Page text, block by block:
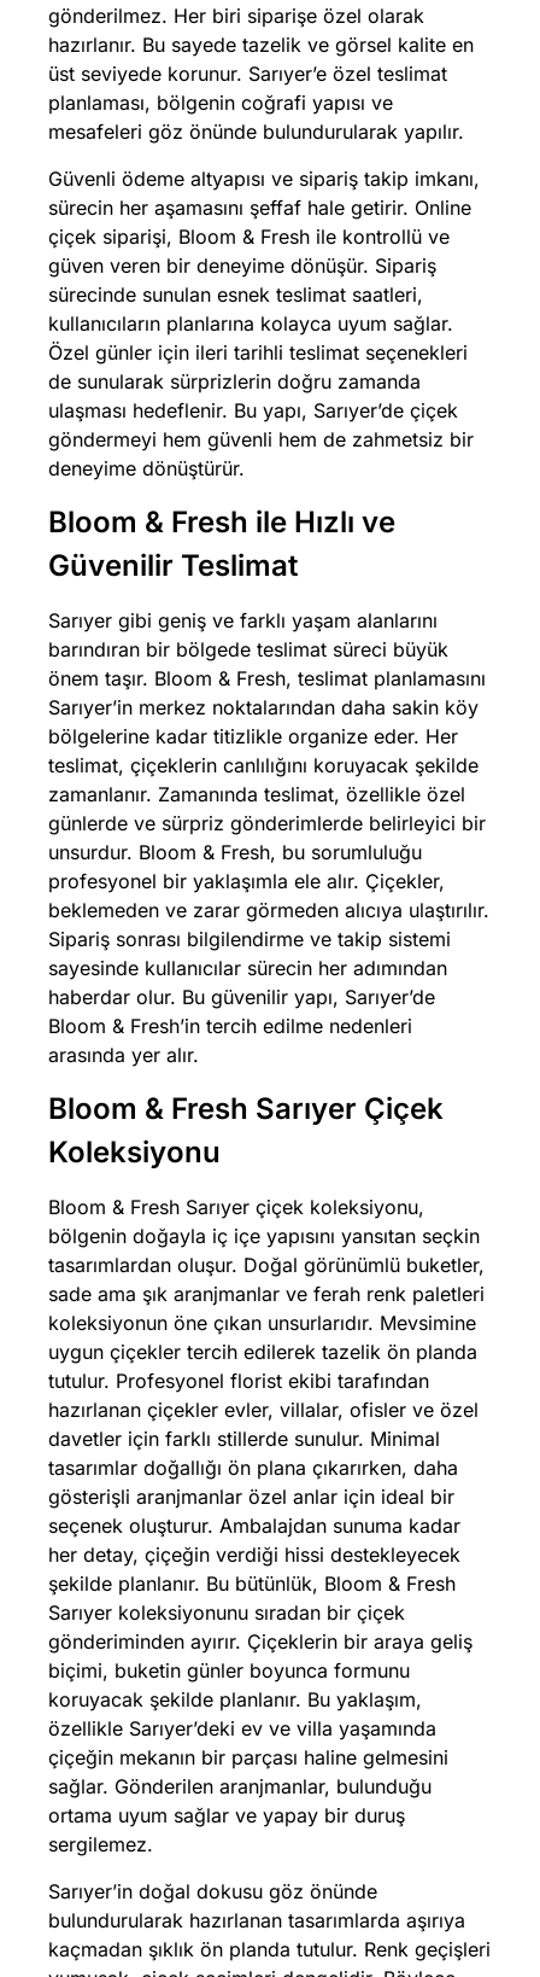
gönderilmez. Her biri siparişe özel olarak
hazırlanır. Bu sayede tazelik ve görsel kalite en
üst seviyede korunur. Sarıyer’e özel teslimat
planlaması, bölgenin coğrafi yapısı ve
mesafeleri göz önünde bulundurularak yapılır.
Güvenli ödeme altyapısı ve sipariş takip imkanı,
sürecin her aşamasını şeffaf hale getirir. Online
çiçek siparişi, Bloom & Fresh ile kontrollü ve
güven veren bir deneyime dönüşür. Sipariş
sürecinde sunulan esnek teslimat saatleri,
kullanıcıların planlarına kolayca uyum sağlar.
Özel günler için ileri tarihli teslimat seçenekleri
de sunularak sürprizlerin doğru zamanda
ulaşması hedeflenir. Bu yapı, Sarıyer’de çiçek
göndermeyi hem güvenli hem de zahmetsiz bir
deneyime dönüştürür.
Bloom & Fresh ile Hızlı ve
Güvenilir Teslimat
Sarıyer gibi geniş ve farklı yaşam alanlarını
barındıran bir bölgede teslimat süreci büyük
önem taşır. Bloom & Fresh, teslimat planlamasını
Sarıyer’in merkez noktalarından daha sakin köy
bölgelerine kadar titizlikle organize eder. Her
teslimat, çiçeklerin canlılığını koruyacak şekilde
zamanlanır. Zamanında teslimat, özellikle özel
günlerde ve sürpriz gönderimlerde belirleyici bir
unsurdur. Bloom & Fresh, bu sorumluluğu
profesyonel bir yaklaşımla ele alır. Çiçekler,
beklemeden ve zarar görmeden alıcıya ulaştırılır.
Sipariş sonrası bilgilendirme ve takip sistemi
sayesinde kullanıcılar sürecin her adımından
haberdar olur. Bu güvenilir yapı, Sarıyer’de
Bloom & Fresh’in tercih edilme nedenleri
arasında yer alır.
Bloom & Fresh Sarıyer Çiçek
Koleksiyonu
Bloom & Fresh Sarıyer çiçek koleksiyonu,
bölgenin doğayla iç içe yapısını yansıtan seçkin
tasarımlardan oluşur. Doğal görünümlü buketler,
sade ama şık aranjmanlar ve ferah renk paletleri
koleksiyonun öne çıkan unsurlarıdır. Mevsimine
uygun çiçekler tercih edilerek tazelik ön planda
tutulur. Profesyonel florist ekibi tarafından
hazırlanan çiçekler evler, villalar, ofisler ve özel
davetler için farklı stillerde sunulur. Minimal
tasarımlar doğallığı ön plana çıkarırken, daha
gösterişli aranjmanlar özel anlar için ideal bir
seçenek oluşturur. Ambalajdan sunuma kadar
her detay, çiçeğin verdiği hissi destekleyecek
şekilde planlanır. Bu bütünlük, Bloom & Fresh
Sarıyer koleksiyonunu sıradan bir çiçek
gönderiminden ayırır. Çiçeklerin bir araya geliş
biçimi, buketin günler boyunca formunu
koruyacak şekilde planlanır. Bu yaklaşım,
özellikle Sarıyer’deki ev ve villa yaşamında
çiçeğin mekanın bir parçası haline gelmesini
sağlar. Gönderilen aranjmanlar, bulunduğu
ortama uyum sağlar ve yapay bir duruş
sergilemez.
Sarıyer’in doğal dokusu göz önünde
bulundurularak hazırlanan tasarımlarda aşırıya
kaçmadan şıklık ön planda tutulur. Renk geçişleri